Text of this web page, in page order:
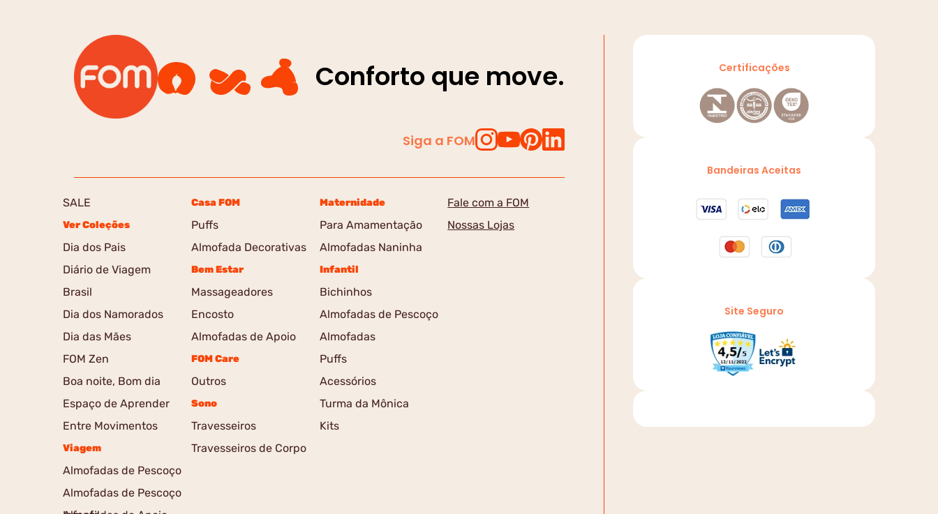
Conforto que move.
Siga a FOM
SALE
Ver Coleções
Dia dos Pais
Diário de Viagem
Brasil
Dia dos Namorados
Dia das Mães
FOM Zen
Boa noite, Bom dia
Espaço de Aprender
Entre Movimentos
Viagem
Almofadas de Pescoço
Almofadas de Pescoço
Casa FOM
Puffs
Almofada Decorativas
Bem Estar
Massageadores
Encosto
Almofadas de Apoio
FOM Care
Outros
Sono
Travesseiros
Travesseiros de Corpo
Maternidade
Para Amamentação
Almofadas Naninha
Infantil
Bichinhos
Almofadas de Pescoço
Almofadas
Puffs
Acessórios
Turma da Mônica
Kits
Fale com a FOM
Nossas Lojas
Certificações
Bandeiras Aceitas
Site Seguro